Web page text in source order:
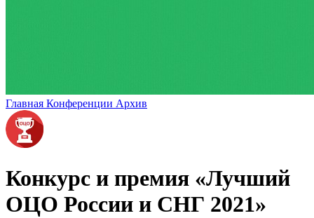
Главная Конференции Архив
Конкурс и премия «Лучший
ОЦО России и СНГ 2021»